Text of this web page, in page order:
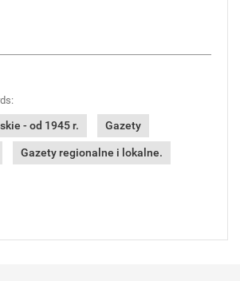
- od 1945 r. Gazety
Gazety regionalne i lokalne.